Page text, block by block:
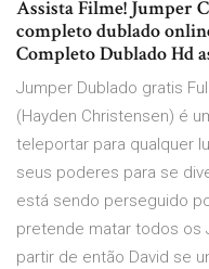
Assista Filme! Jumper
completo dublado
Completo Dublado Hd
Jumper Dublado gratis
(Hayden Christensen) é
teleportar para qualquer
seus poderes para se
está sendo perseguido
pretende matar todos os
partir de então David se